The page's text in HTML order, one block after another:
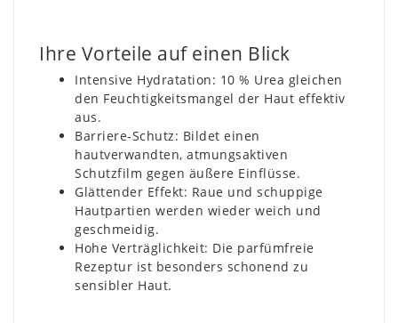
Ihre Vorteile auf einen Blick
Intensive Hydratation: 10 % Urea gleichen
den Feuchtigkeitsmangel der Haut effektiv
aus.
Barriere-Schutz: Bildet einen
hautverwandten, atmungsaktiven
Schutzfilm gegen äußere Einflüsse.
Glättender Effekt: Raue und schuppige
Hautpartien werden wieder weich und
geschmeidig.
Hohe Verträglichkeit: Die parfümfreie
Rezeptur ist besonders schonend zu
sensibler Haut.